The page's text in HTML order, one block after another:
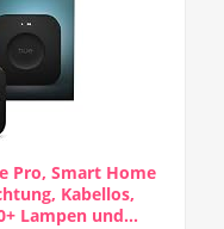
Pro, Smart Home
Kabellos,
Lampen und...